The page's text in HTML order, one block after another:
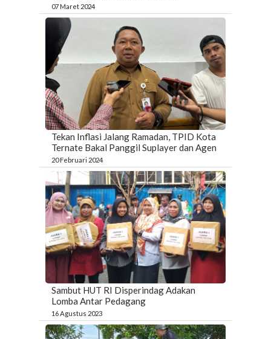
07 Maret 2024
Tekan Inflasi Jalang Ramadan, TPID Kota
Ternate Bakal Panggil Suplayer dan Agen
20 Februari 2024
Sambut HUT RI Disperindag Adakan
Lomba Antar Pedagang
16 Agustus 2023